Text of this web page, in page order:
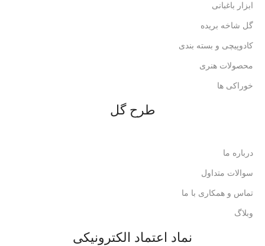
ابزار باغبانی
گل شاخه بریده
کادوپیچی و بسته بندی
محصولات هنری
خوراکی ها
طرح گل
درباره ما
سوالات متداول
تماس و همکاری با ما
وبلاگ
نماد اعتماد الکترونیکی